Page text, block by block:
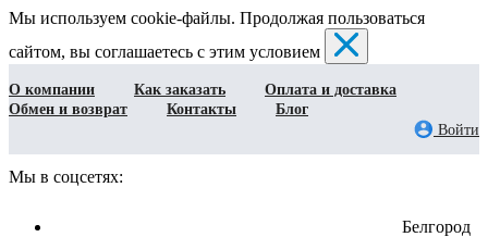
Мы используем cookie-файлы. Продолжая пользоваться
сайтом, вы соглашаетесь с этим условием
О компании Как заказать
Оплата и доставка
Обмен и возврат
Контакты
Блог
Войти
Мы в соцсетях:
Белгород